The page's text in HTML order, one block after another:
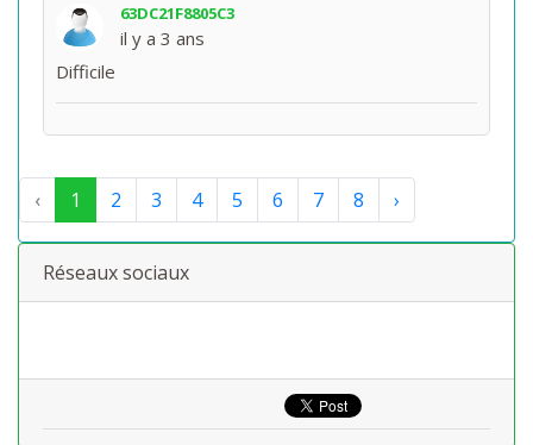
63DC21F8805C3
il y a 3 ans
Difficile
‹ 1 2 3 4 5 6 7 8 ›
Réseaux sociaux